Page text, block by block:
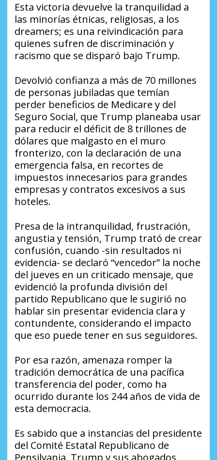
Esta victoria devuelve la tranquilidad a
las minorías étnicas, religiosas, a los
dreamers; es una reivindicación para
quienes sufren de discriminación y
racismo que se disparó bajo Trump.
Devolvió confianza a más de 70 millones
de personas jubiladas que temían
perder beneficios de Medicare y del
Seguro Social, que Trump planeaba usar
para reducir el déficit de 8 trillones de
dólares que malgasto en el muro
fronterizo, con la declaración de una
emergencia falsa, en recortes de
impuestos innecesarios para grandes
empresas y contratos excesivos a sus
hoteles.
Presa de la intranquilidad, frustración,
angustia y tensión, Trump trató de crear
confusión, cuando -sin resultados ni
evidencia- se declaró “vencedor” la noche
del jueves en un criticado mensaje, que
evidenció la profunda división del
partido Republicano que le sugirió no
hablar sin presentar evidencia clara y
contundente, considerando el impacto
que eso puede tener en sus seguidores.
Por esa razón, amenaza romper la
tradición democrática de una pacífica
transferencia del poder, como ha
ocurrido durante los 244 años de vida de
esta democracia.
Es sabido que a instancias del presidente
del Comité Estatal Republicano de